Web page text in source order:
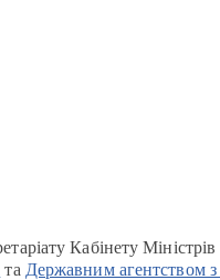
Кабінету
та Державним агентством